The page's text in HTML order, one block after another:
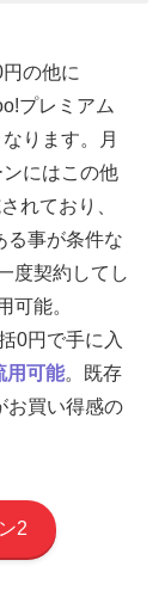
の他に
プレミアム
ります。月
にはこの他
れており、
る事が条件な
度契約してし
可能。
0円で手に入
用可能。既存
お買い得感の
2